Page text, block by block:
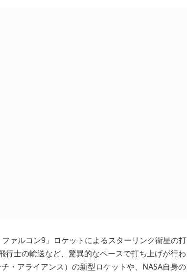
ァルコン9」ロケットによるスターリンク衛星の打
行士の輸送など、驚異的なペースで打ち上げが行わ
・アライアンス）の新型ロケットや、NASA自身の